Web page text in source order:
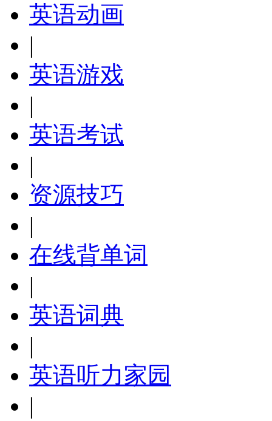
英语动画
|
英语游戏
|
英语考试
|
资源技巧
|
在线背单词
|
英语词典
|
英语听力家园
|